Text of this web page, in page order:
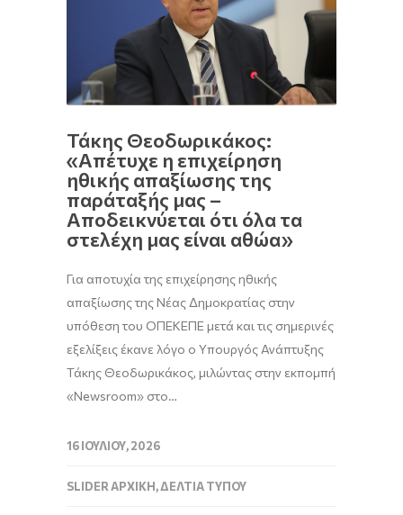
Τάκης Θεοδωρικάκος:
«Απέτυχε η επιχείρηση
ηθικής απαξίωσης της
παράταξής μας –
Αποδεικνύεται ότι όλα τα
στελέχη μας είναι αθώα»
Για αποτυχία της επιχείρησης ηθικής
απαξίωσης της Νέας Δημοκρατίας στην
υπόθεση του ΟΠΕΚΕΠΕ μετά και τις σημερινές
εξελίξεις έκανε λόγο ο Υπουργός Ανάπτυξης
Τάκης Θεοδωρικάκος, μιλώντας στην εκπομπή
«Newsroom» στο…
16 ΙΟΥΛΊΟΥ, 2026
SLIDER ΑΡΧΙΚΉ,ΔΕΛΤΊΑ ΤΎΠΟΥ